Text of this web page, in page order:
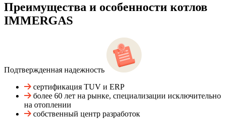
Преимущества и особенности котлов
IMMERGAS
Подтвержденная надежность
сертификация TUV и ERP
более 60 лет на рынке, специализации исключительно
на отоплении
собственный центр разработок